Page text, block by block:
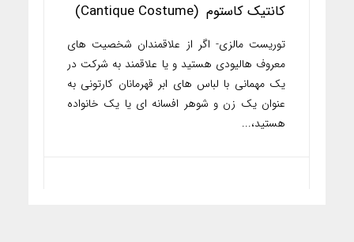
کانتیک کاستوم (Cantique Costume)
توریست مالزی- اگر از علاقمندان شخصیت های
معروف هالیودی هستید و یا علاقمند به شرکت در
یک مهمانی با لباس های ابر قهرمانان کارتونی به
عنوان یک زن و شوهر افسانه ای یا یک خانواده
هستید،...